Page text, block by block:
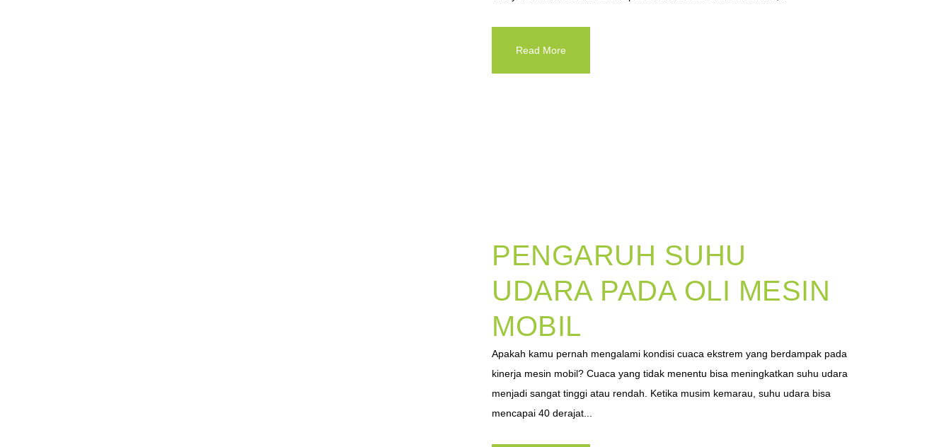
Read More
PENGARUH SUHU
UDARA PADA OLI MESIN
MOBIL
Apakah kamu pernah mengalami kondisi cuaca ekstrem yang berdampak pada
kinerja mesin mobil? Cuaca yang tidak menentu bisa meningkatkan suhu udara
menjadi sangat tinggi atau rendah. Ketika musim kemarau, suhu udara bisa
mencapai 40 derajat...